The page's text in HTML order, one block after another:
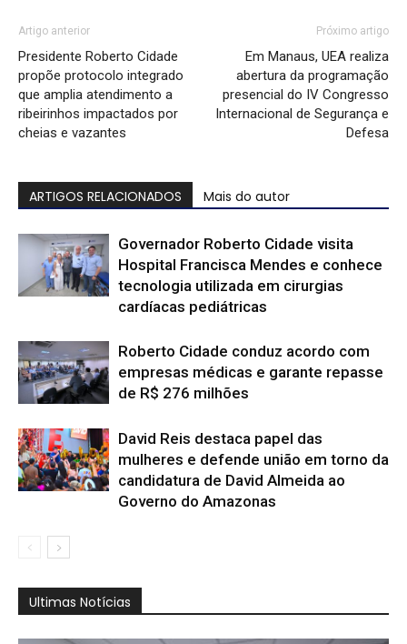
Artigo anterior
Presidente Roberto Cidade
propõe protocolo integrado
que amplia atendimento a
ribeirinhos impactados por
cheias e vazantes
Próximo artigo
Em Manaus, UEA realiza
abertura da programação
presencial do IV Congresso
Internacional de Segurança e
Defesa
ARTIGOS RELACIONADOS Mais do autor
Governador Roberto Cidade visita
Hospital Francisca Mendes e conhece
tecnologia utilizada em cirurgias
cardíacas pediátricas
Roberto Cidade conduz acordo com
empresas médicas e garante repasse
de R$ 276 milhões
David Reis destaca papel das
mulheres e defende união em torno da
candidatura de David Almeida ao
Governo do Amazonas
Ultimas Notícias